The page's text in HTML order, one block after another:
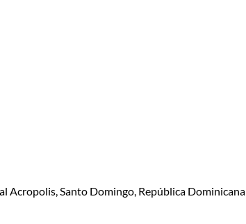
Acropolis, Santo Domingo, República Dominicana